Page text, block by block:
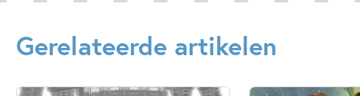
Gerelateerde artikelen